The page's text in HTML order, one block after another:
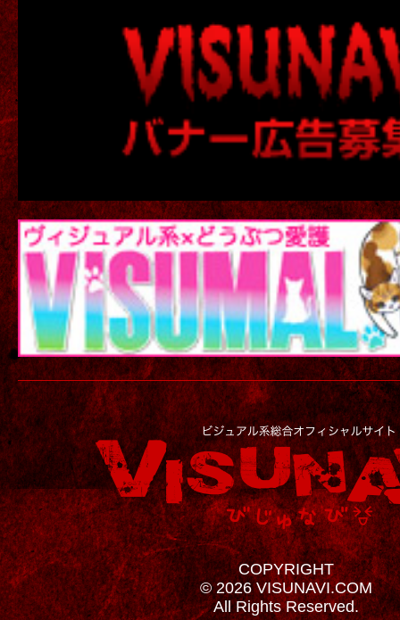
COPYRIGHT
© 2026 VISUNAVI.COM
All Rights Reserved.